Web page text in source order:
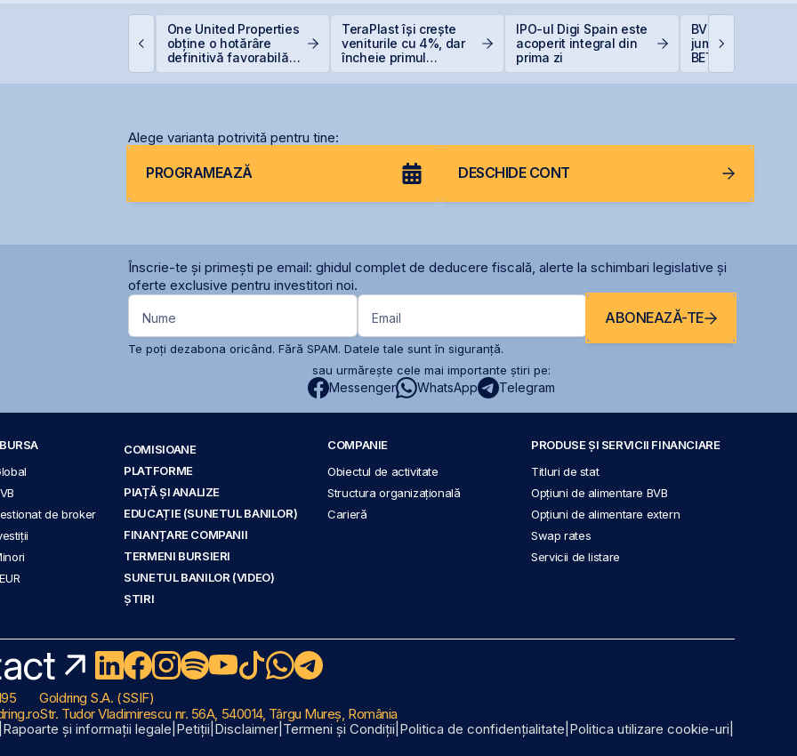
a companiei
One United Properties
obține o hotărâre
definitivă favorabilă
TeraPlast își crește
veniturile cu 4%, dar
încheie primul
IPO-ul Digi Spain este
acoperit integral din
prima zi
BVB încheie
jumătate din
BET +33% și
capitalizare
Alege varianta potrivită pentru tine:
PROGRAMEAZĂ DESCHIDE CONT
Înscrie-te și primești pe email: ghidul complet de deducere fiscală, alerte la schimbari legislative și
oferte exclusive pentru investitori noi.
Nume Email ABONEAZĂ-TE
Te poți dezabona oricând. Fără SPAM. Datele tale sunt în siguranță.
sau urmărește cele mai importante știri pe:
Messenger WhatsApp Telegram
de broker
COMISIOANE
PLATFORME
PIAȚĂ ȘI ANALIZE
EDUCAȚIE (SUNETUL BANILOR)
FINANȚARE COMPANII
TERMENI BURSIERI
SUNETUL BANILOR (VIDEO)
ȘTIRI
COMPANIE
Obiectul de activitate
Structura organizațională
Carieră
PRODUSE ȘI SERVICII FINANCIARE
Titluri de stat
Opțiuni de alimentare BVB
Opțiuni de alimentare extern
Swap rates
Servicii de listare
Goldring S.A. (SSIF)
Str. Tudor Vladimirescu nr. 56A, 540014, Târgu Mureș, România
Rapoarte și informații legale Petiții Disclaimer Termeni și Condiții Politica de confidențialitate Politica utilizare cookie-uri